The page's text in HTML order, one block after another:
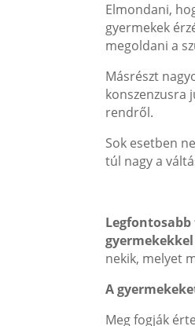
Elmondani,
gyermekek
megoldani a
Másrészt
konszenzusra
rendről.
Sok esetben
túl nagy a
nekik, melyet
A
Meg fogják